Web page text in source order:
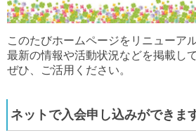
このたびホームページをリニューア
最新の情報や活動状況などを掲載し
ぜひ、ご活用ください。
ネットで入会申し込みができま